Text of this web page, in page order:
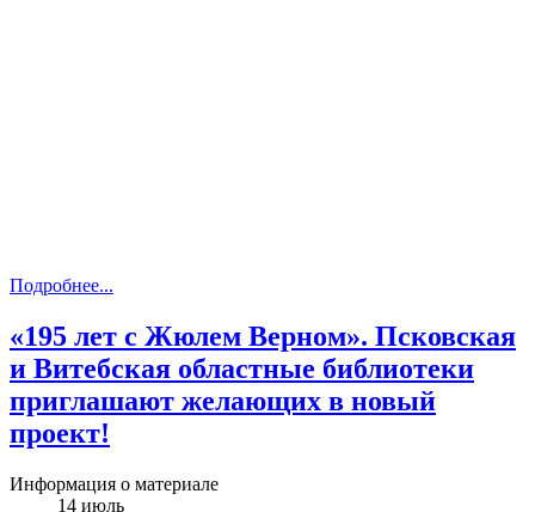
Подробнее...
«195 лет с Жюлем Верном». Псковская
и Витебская областные библиотеки
приглашают желающих в новый
проект!
Информация о материале
14 июль